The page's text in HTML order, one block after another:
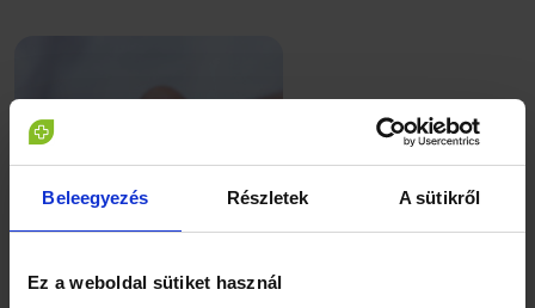
Beleegyezés Részletek A sütikről
Ez a weboldal sütiket használ
Az egyik rendelkezésre álló módszer, mikor a kivett